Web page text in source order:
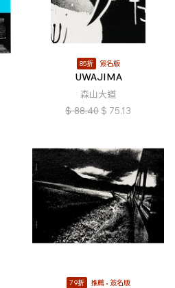
85折 簽名版
UWAJIMA
森山大道
$ 88.40 $ 75.13
79折 推薦 簽名版